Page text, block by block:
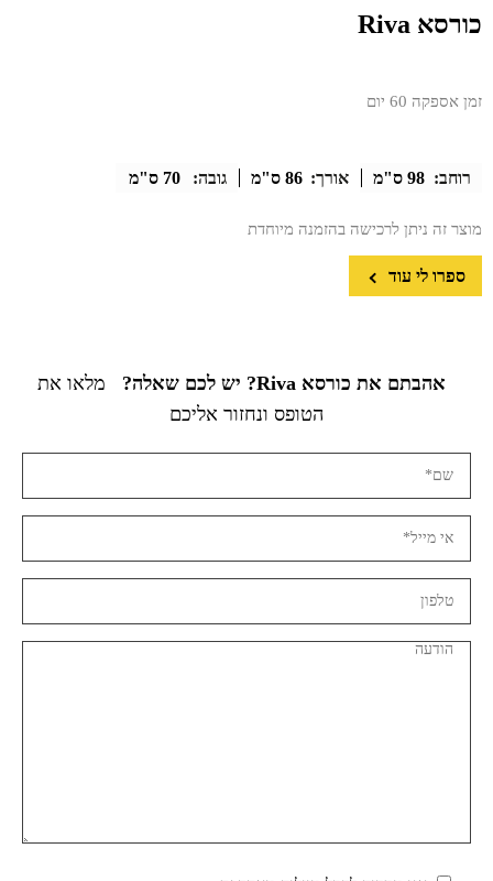
כורסא Riva
זמן אספקה 60 יום
רוחב: 98 ס"מ אורך: 86 ס"מ גובה: 70 ס"מ
מוצר זה ניתן לרכישה בהזמנה מיוחדת
ספרו לי עוד
אהבתם את כורסא Riva? יש לכם שאלה?
מלאו את
הטופס ונחזור אליכם